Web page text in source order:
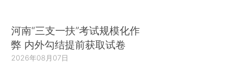
河南“三支一扶”考试规模化作
弊 内外勾结提前获取试卷
2026年08月07日